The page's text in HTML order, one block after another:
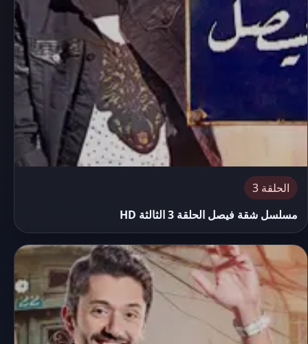
الحلقة 3
مسلسل شقة فيصل الحلقة 3 الثالثة HD